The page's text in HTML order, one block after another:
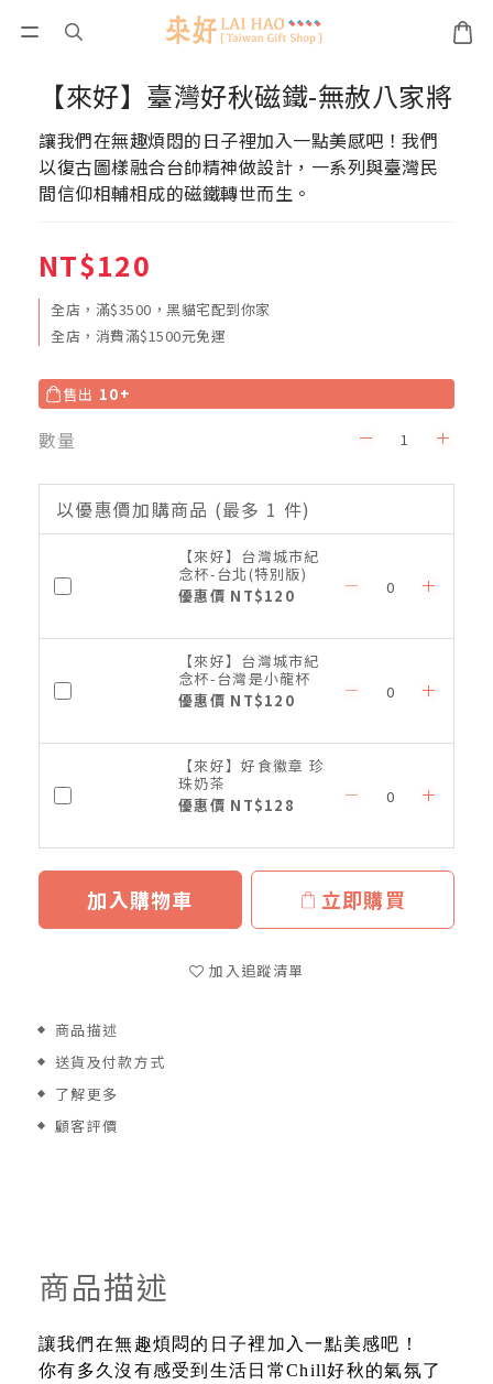
【來好】臺灣好秋磁鐵-無赦八家將
讓我們在無趣煩悶的日子裡加入一點美感吧！我們
以復古圖樣融合台帥精神做設計，一系列與臺灣民
間信仰相輔相成的磁鐵轉世而生。
NT$120
全店，滿$3500，黑貓宅配到你家
全店，消費滿$1500元免運
售出 10+
數量
以優惠價加購商品 (最多 1 件)
【來好】台灣城市紀
念杯-台北(特別版)
優惠價 NT$120
【來好】台灣城市紀
念杯-台灣是小龍杯
優惠價 NT$120
【來好】好食徽章 珍
珠奶茶
優惠價 NT$128
加入購物車 立即購買
加入追蹤清單
商品描述
送貨及付款方式
了解更多
顧客評價
商品描述
讓我們在無趣煩悶的日子裡加入一點美感吧！
你有多久沒有感受到生活日常Chill好秋的氣氛了